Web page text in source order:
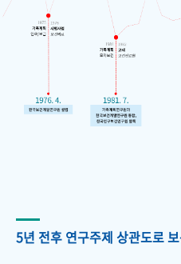
5년 전후 연구주제 상관도로